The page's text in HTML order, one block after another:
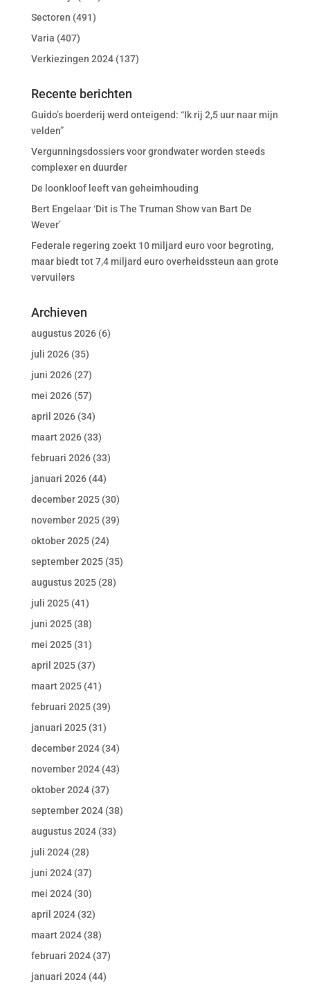
Sectoren (491)
Varia (407)
Verkiezingen 2024(137)
Recente berichten
Guido’s boerderij werd onteigend: “Ik rij 2,5 uur naar mijn
velden”
Vergunningsdossiers voor grondwater worden steeds
complexer en duurder
De loonkloof leeft van geheimhouding
Bert Engelaar ‘Dit is The Truman Show van Bart De
Wever’
Federale regering zoekt 10 miljard euro voor begroting,
maar biedt tot 7,4 miljard euro overheidssteun aan grote
vervuilers
Archieven
augustus 2026(6)
juli 2026(35)
juni 2026(27)
mei 2026(57)
april 2026(34)
maart 2026(33)
februari 2026(33)
januari 2026(44)
december 2025(30)
november 2025(39)
oktober 2025(24)
september 2025(35)
augustus 2025(28)
juli 2025(41)
juni 2025(38)
mei 2025(31)
april 2025(37)
maart 2025(41)
februari 2025(39)
januari 2025(31)
december 2024(34)
november 2024(43)
oktober 2024(37)
september 2024(38)
augustus 2024(33)
juli 2024(28)
juni 2024(37)
mei 2024(30)
april 2024(32)
maart 2024(38)
februari 2024(37)
januari 2024(44)